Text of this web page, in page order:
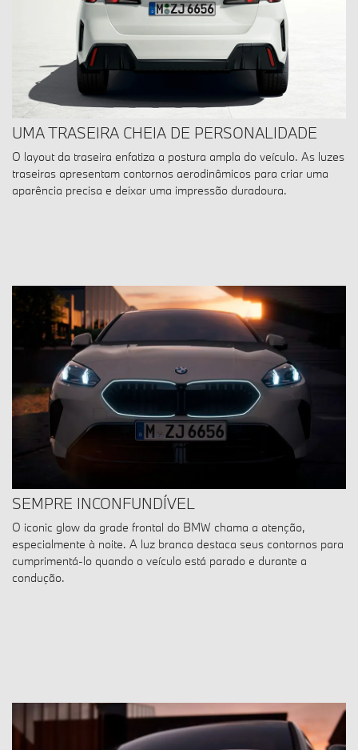
UMA TRASEIRA CHEIA DE PERSONALIDADE
O layout da traseira enfatiza a postura ampla do veículo. As luzes
traseiras apresentam contornos aerodinâmicos para criar uma
aparência precisa e deixar uma impressão duradoura.
SEMPRE INCONFUNDÍVEL
O iconic glow da grade frontal do BMW chama a atenção,
especialmente à noite. A luz branca destaca seus contornos para
cumprimentá-lo quando o veículo está parado e durante a
condução.